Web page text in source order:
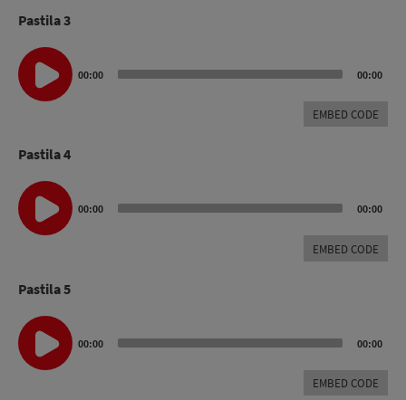
Pastila 3
Audio
Player
00:00 00:00
EMBED CODE
Pastila 4
Audio
Player
00:00 00:00
EMBED CODE
Pastila 5
Audio
Player
00:00 00:00
EMBED CODE